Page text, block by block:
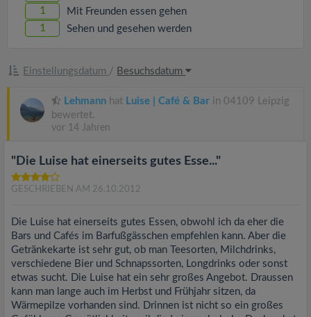
1 Mit Freunden essen gehen
1 Sehen und gesehen werden
Einstellungsdatum / Besuchsdatum
Lehmann hat Luise | Café & Bar in 04109 Leipzig
bewertet.
vor 14 Jahren
"Die Luise hat einerseits gutes Esse..."
GESCHRIEBEN AM 26.10.2012
Die Luise hat einerseits gutes Essen, obwohl ich da eher die
Bars und Cafés im Barfußgässchen empfehlen kann. Aber die
Getränkekarte ist sehr gut, ob man Teesorten, Milchdrinks,
verschiedene Bier und Schnapssorten, Longdrinks oder sonst
etwas sucht. Die Luise hat ein sehr großes Angebot. Draussen
kann man lange auch im Herbst und Frühjahr sitzen, da
Wärmepilze vorhanden sind. Drinnen ist nicht so ein großes